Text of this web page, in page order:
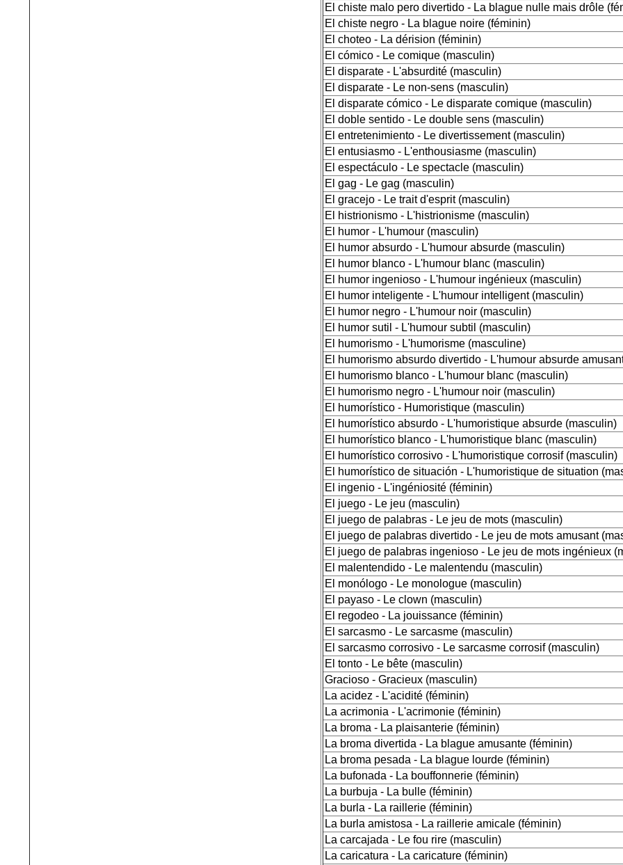
El chiste malo pero divertido - La blague nulle mais drôle
El chiste negro - La blague noire (féminin)
El choteo - La dérision (féminin)
El cómico - Le comique (masculin)
El disparate - L'absurdité (masculin)
El disparate - Le non-sens (masculin)
El disparate cómico - Le disparate comique (masculin)
El doble sentido - Le double sens (masculin)
El entretenimiento - Le divertissement (masculin)
El entusiasmo - L'enthousiasme (masculin)
El espectáculo - Le spectacle (masculin)
El gag - Le gag (masculin)
El gracejo - Le trait d'esprit (masculin)
El histrionismo - L'histrionisme (masculin)
El humor - L'humour (masculin)
El humor absurdo - L'humour absurde (masculin)
El humor blanco - L'humour blanc (masculin)
El humor ingenioso - L'humour ingénieux (masculin)
El humor inteligente - L'humour intelligent (masculin)
El humor negro - L'humour noir (masculin)
El humor sutil - L'humour subtil (masculin)
El humorismo - L'humorisme (masculine)
El humorismo absurdo divertido - L'humour absurde
El humorismo blanco - L'humour blanc (masculin)
El humorismo negro - L'humour noir (masculin)
El humorístico - Humoristique (masculin)
El humorístico absurdo - L'humoristique absurde (masculin)
El humorístico blanco - L'humoristique blanc (masculin)
El humorístico corrosivo - L'humoristique corrosif (masculin)
El humorístico de situación - L'humoristique de situation
El ingenio - L'ingéniosité (féminin)
El juego - Le jeu (masculin)
El juego de palabras - Le jeu de mots (masculin)
El juego de palabras divertido - Le jeu de mots amusant
El juego de palabras ingenioso - Le jeu de mots ingénieux
El malentendido - Le malentendu (masculin)
El monólogo - Le monologue (masculin)
El payaso - Le clown (masculin)
El regodeo - La jouissance (féminin)
El sarcasmo - Le sarcasme (masculin)
El sarcasmo corrosivo - Le sarcasme corrosif (masculin)
El tonto - Le bête (masculin)
Gracioso - Gracieux (masculin)
La acidez - L'acidité (féminin)
La acrimonia - L'acrimonie (féminin)
La broma - La plaisanterie (féminin)
La broma divertida - La blague amusante (féminin)
La broma pesada - La blague lourde (féminin)
La bufonada - La bouffonnerie (féminin)
La burbuja - La bulle (féminin)
La burla - La raillerie (féminin)
La burla amistosa - La raillerie amicale (féminin)
La carcajada - Le fou rire (masculin)
La caricatura - La caricature (féminin)